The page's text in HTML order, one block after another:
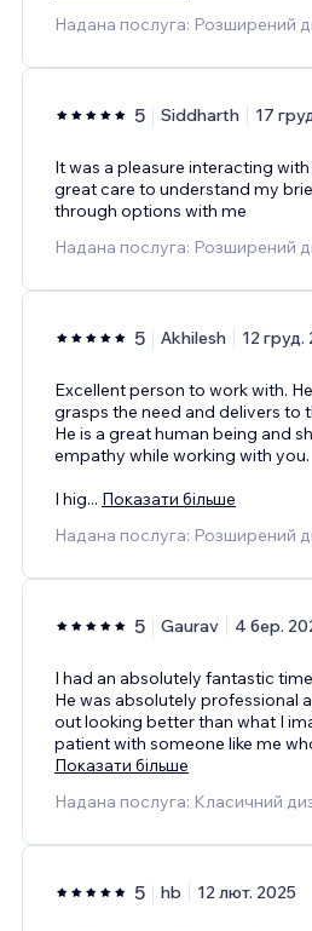
Надана послуга: Розширений
5 Siddharth 17
It was a pleasure interacting
great care to understand my
through options with me
Надана послуга: Розширений
5 Akhilesh 12 груд.
Excellent person to work with.
grasps the need and delivers to
He is a great human being and
empathy while working with you.
I hig... Показати більше
Надана послуга: Розширений
5 Gaurav 4 бер.
I had an absolutely fantastic
He was absolutely professional
out looking better than what I
patient with someone like me
Показати більше
Надана послуга: Класичний
5 hb 12 лют. 2025